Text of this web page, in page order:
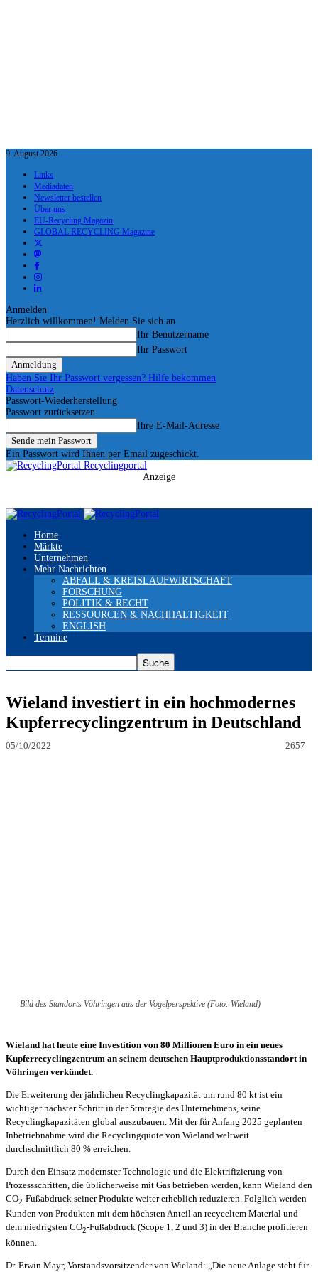
9. August 2026
Links
Mediadaten
Newsletter bestellen
Über uns
EU-Recycling Magazin
GLOBAL RECYCLING Magazine
Anmelden
Herzlich willkommen! Melden Sie sich an
Ihr Benutzername
Ihr Passwort
Haben Sie Ihr Passwort vergessen? Hilfe bekommen
Datenschutz
Passwort-Wiederherstellung
Passwort zurücksetzen
Ihre E-Mail-Adresse
Ein Passwort wird Ihnen per Email zugeschickt.
Recyclingportal
Anzeige
Home
Märkte
Unternehmen
Mehr Nachrichten
ABFALL & KREISLAUFWIRTSCHAFT
FORSCHUNG
POLITIK & RECHT
RESSOURCEN & NACHHALTIGKEIT
ENGLISH
Termine
Wieland investiert in ein hochmodernes
Kupferrecyclingzentrum in Deutschland
05/10/2022 2657
Bild des Standorts Vöhringen aus der Vogelperspektive (Foto: Wieland)
Wieland hat heute eine Investition von 80 Millionen Euro in ein neues
Kupferrecyclingzentrum an seinem deutschen Hauptproduktionsstandort in
Vöhringen verkündet.
Die Erweiterung der jährlichen Recyclingkapazität um rund 80 kt ist ein
wichtiger nächster Schritt in der Strategie des Unternehmens, seine
Recyclingkapazitäten global auszubauen. Mit der für Anfang 2025 geplanten
Inbetriebnahme wird die Recyclingquote von Wieland weltweit
durchschnittlich 80 % erreichen.
Durch den Einsatz modernster Technologie und die Elektrifizierung von
Prozessschritten, die üblicherweise mit Gas betrieben werden, kann Wieland den
CO2-Fußabdruck seiner Produkte weiter erheblich reduzieren. Folglich werden
Kunden von Produkten mit dem höchsten Anteil an recyceltem Material und
dem niedrigsten CO2-Fußabdruck (Scope 1, 2 und 3) in der Branche profitieren
können.
Dr. Erwin Mayr, Vorstandsvorsitzender von Wieland: „Die neue Anlage steht für